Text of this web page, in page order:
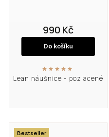
Lean náušnice - pozlacené
990 Kč
Do košíku
Bestseller